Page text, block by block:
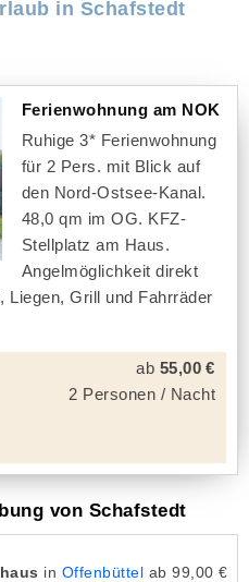
in Schafstedt
Ferienwohnung am NOK
Ruhige 3* Ferienwohnung
für 2 Pers. mit Blick auf
den Nord-Ostsee-Kanal.
48,0 qm im OG. KFZ-
Stellplatz am Haus.
Angelmöglichkeit direkt
Liegen, Grill und Fahrräder
ab 55,00 €
2 Personen / Nacht
von Schafstedt
in Offenbüttel ab 99,00 €